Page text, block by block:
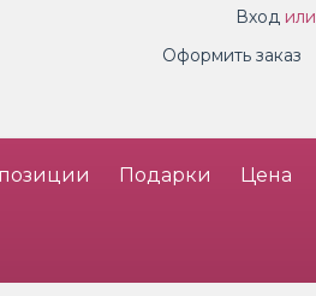
Вход или
Оформить заказ
Подарки Цена